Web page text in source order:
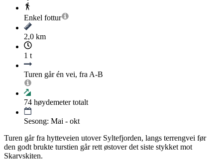
Enkel fottur
2,0 km
1 t
Turen går én vei, fra A-B
74 høydemeter totalt
Sesong: Mai - okt
Turen går fra hytteveien utover Syltefjorden, langs terrengvei før
den godt brukte turstien går rett østover det siste stykket mot
Skarvskiten.